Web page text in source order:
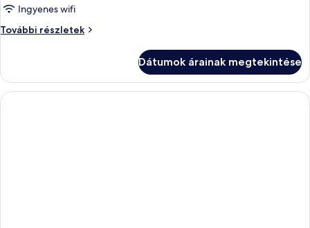
összes
képének
Ingyenes wifi
További részletek
Szoba
Dátumok árainak megtekintése